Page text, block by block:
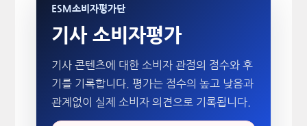
ESM소비자평가단
기사 소비자평가
기사 콘텐츠에 대한 소비자 관점의 점수와 후
기를 기록합니다. 평가는 점수의 높고 낮음과
관계없이 실제 소비자 의견으로 기록됩니다.